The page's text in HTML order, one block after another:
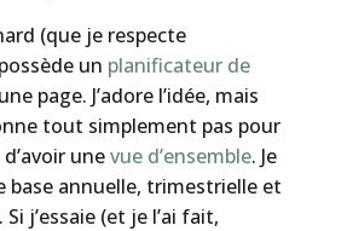
(que je respecte
un planificateur de
page. J’adore l’idée, mais
tout simplement pas pour
d’avoir unevue d’ensemble. Je
base annuelle, trimestrielle et
j’essaie (et je l’ai fait,